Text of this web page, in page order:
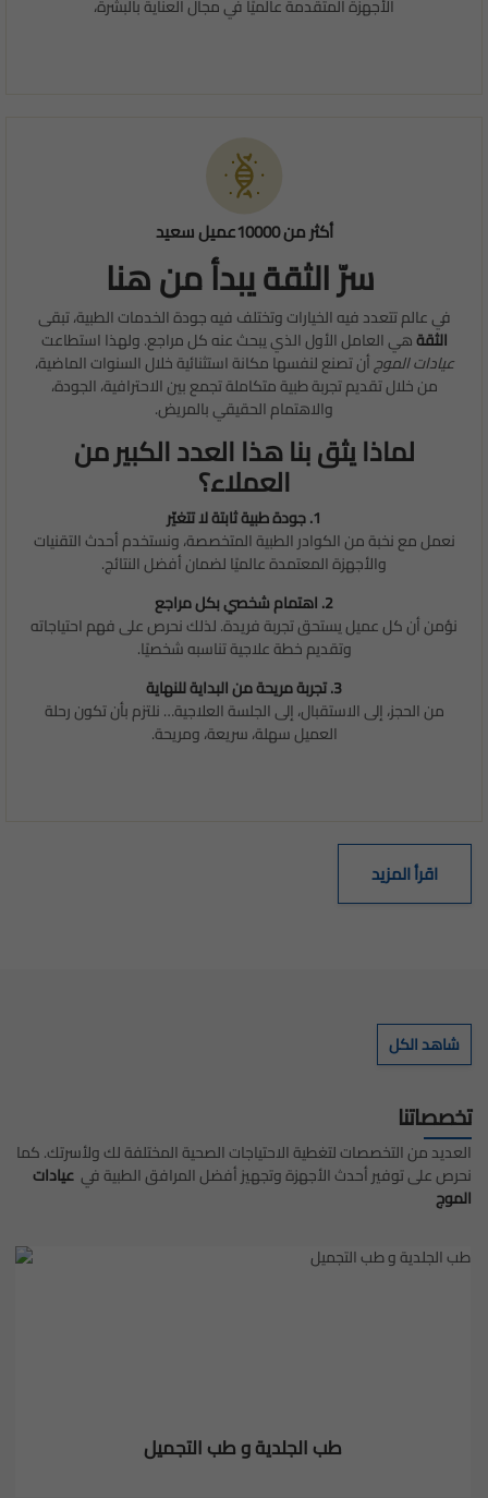
الأجهزة المتقدمة عالميًا في مجال العناية بالبشرة،
أكثر من 10000عميل سعيد
سرّ الثقة يبدأ من هنا
في عالم تتعدد فيه الخيارات وتختلف فيه جودة الخدمات الطبية، تبقى
الثقةهي العامل الأول الذي يبحث عنه كل مراجع. ولهذا استطاعت
عيادات الموجأن تصنع لنفسها مكانة استثنائية خلال السنوات الماضية،
من خلال تقديم تجربة طبية متكاملة تجمع بين الاحترافية، الجودة،
والاهتمام الحقيقي بالمريض.
لماذا يثق بنا هذا العدد الكبير من
العملاء؟
1. جودة طبية ثابتة لا تتغيّر
نعمل مع نخبة من الكوادر الطبية المتخصصة، ونستخدم أحدث التقنيات
والأجهزة المعتمدة عالميًا لضمان أفضل النتائج.
2. اهتمام شخصي بكل مراجع
نؤمن أن كل عميل يستحق تجربة فريدة. لذلك نحرص على فهم احتياجاته
وتقديم خطة علاجية تناسبه شخصيًا.
3. تجربة مريحة من البداية للنهاية
من الحجز، إلى الاستقبال، إلى الجلسة العلاجية… نلتزم بأن تكون رحلة
العميل سهلة، سريعة، ومريحة.
اقرأ المزيد
شاهد الكل
تخصصاتنا
العديد من التخصصات لتغطية الاحتياجات الصحية المختلفة لك ولأسرتك. كما
نحرص على توفير أحدث الأجهزة وتجهيز أفضل المرافق الطبية في عيادات
الموج
طب الجلدية و طب التجميل